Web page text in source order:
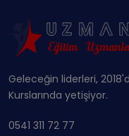
Geleceğin liderleri,
Kurslarında yetişiyor.
0541 311 72 77